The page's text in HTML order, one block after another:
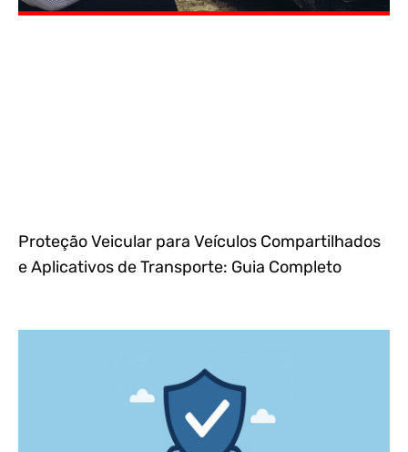
Proteção Veicular para Veículos Compartilhados
e Aplicativos de Transporte: Guia Completo